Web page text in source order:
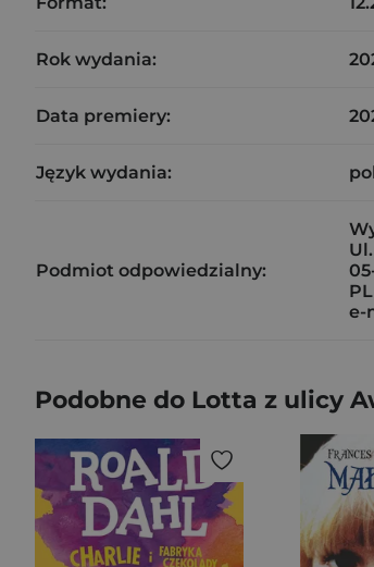
Rok wydania:
Data premiery:
Język wydania:
Podmiot odpowiedzialny:
PL
e-
Podobne do Lotta z ulicy